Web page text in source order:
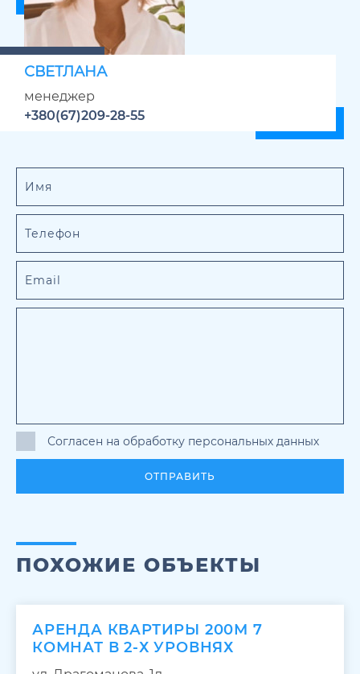
СВЕТЛАНА
менеджер
+380(67)209-28-55
Согласен на обработку персональных данных
ОТПРАВИТЬ
ПОХОЖИЕ ОБЪЕКТЫ
АРЕНДА КВАРТИРЫ 200М 7
КОМНАТ В 2-Х УРОВНЯХ